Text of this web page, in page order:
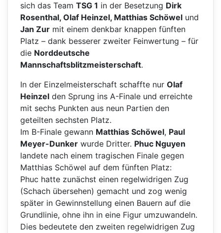
sich das Team TSG 1 in der Besetzung Dirk
Rosenthal, Olaf Heinzel, Matthias Schöwel und
Jan Zur mit einem denkbar knappen fünften
Platz – dank besserer zweiter Feinwertung – für
die Norddeutsche
Mannschaftsblitzmeisterschaft.
In der Einzelmeisterschaft schaffte nur Olaf
Heinzel den Sprung ins A-Finale und erreichte
mit sechs Punkten aus neun Partien den
geteilten sechsten Platz.
Im B-Finale gewann Matthias Schöwel, Paul
Meyer-Dunker wurde Dritter. Phuc Nguyen
landete nach einem tragischen Finale gegen
Matthias Schöwel auf dem fünften Platz:
Phuc hatte zunächst einen regelwidrigen Zug
(Schach übersehen) gemacht und zog wenig
später in Gewinnstellung einen Bauern auf die
Grundlinie, ohne ihn in eine Figur umzuwandeln.
Dies bedeutete den zweiten regelwidrigen Zug